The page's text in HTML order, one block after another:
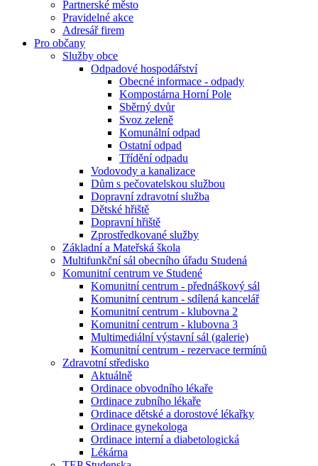
Partnerské město
Pravidelné akce
Adresář firem
Pro občany
Služby obce
Odpadové hospodářství
Obecné informace - odpady
Kompostárna Horní Pole
Sběrný dvůr
Svoz zeleně
Komunální odpad
Ostatní odpad
Třídění odpadu
Vodovody a kanalizace
Dům s pečovatelskou službou
Dopravní zdravotní služba
Dětské hřiště
Dopravní hřiště
Zprostředkované služby
Základní a Mateřská škola
Multifunkční sál obecního úřadu Studená
Komunitní centrum ve Studené
Komunitní centrum - přednáškový sál
Komunitní centrum - sdílená kancelář
Komunitní centrum - klubovna 2
Komunitní centrum - klubovna 3
Multimediální výstavní sál (galerie)
Komunitní centrum - rezervace termínů
Zdravotní středisko
Aktuálně
Ordinace obvodního lékaře
Ordinace zubního lékaře
Ordinace dětské a dorostové lékařky
Ordinace gynekologa
Ordinace interní a diabetologická
Lékárna